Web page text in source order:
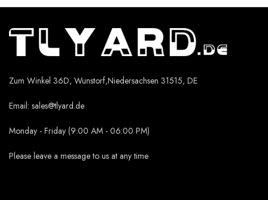
Zum Winkel 36D, Wunstorf,Niedersachsen 31515, DE
Email: sales@tlyard.de
Monday - Friday (9:00 AM - 06:00 PM)
Please leave a message to us at any time